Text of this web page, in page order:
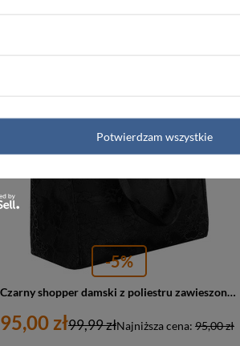
-5%
Czarny shopper damski z poliestru zawieszony na wygodnych uchwytach z zewnętrzną kieszonką na suwak - Rovicky
95,00 zł Najniższa cena: 95,00 zł
99,99 zł
Potwierdzam wszystkie